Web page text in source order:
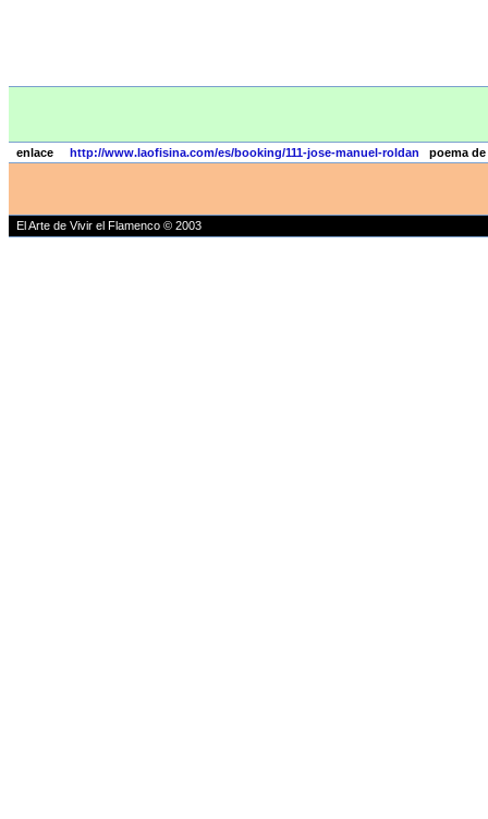
enlace http://www.laofisina.com/es/booking/111-jose-manuel-roldan poema de
El Arte de Vivir el Flamenco © 2003